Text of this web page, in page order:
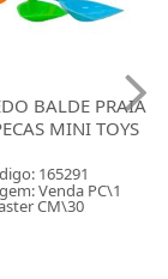
BALDE PRAIA
MINI TOYS
165291
Venda PC\1
CM\30